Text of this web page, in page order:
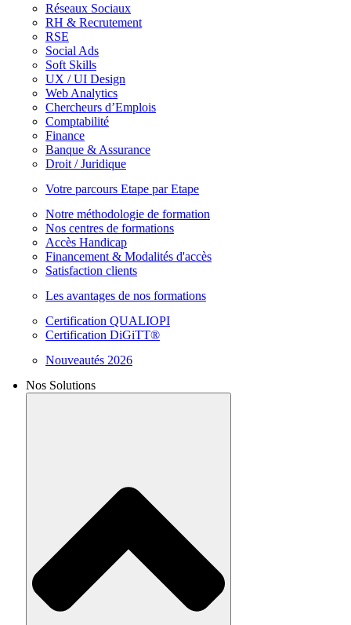
Réseaux Sociaux
RH & Recrutement
RSE
Social Ads
Soft Skills
UX / UI Design
Web Analytics
Chercheurs d’Emplois
Comptabilité
Finance
Banque & Assurance
Droit / Juridique
Votre parcours Etape par Etape
Notre méthodologie de formation
Nos centres de formations
Accès Handicap
Financement & Modalités d'accès
Satisfaction clients
Les avantages de nos formations
Certification QUALIOPI
Certification DiGiTT®
Nouveautés 2026
Nos Solutions